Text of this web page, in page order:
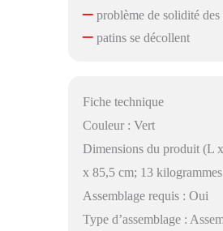
–problème de solidité des
–patins se décollent
Fiche technique
Couleur : Vert
Dimensions du produit (L
x 85,5 cm; 13 kilogrammes
Assemblage requis : Oui
Type d’assemblage :